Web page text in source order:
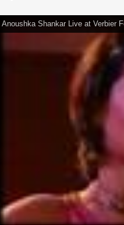
Anoushka Shankar Live at Verbier